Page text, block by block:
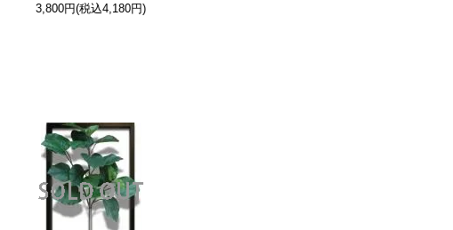
3,800円(税込4,180円)